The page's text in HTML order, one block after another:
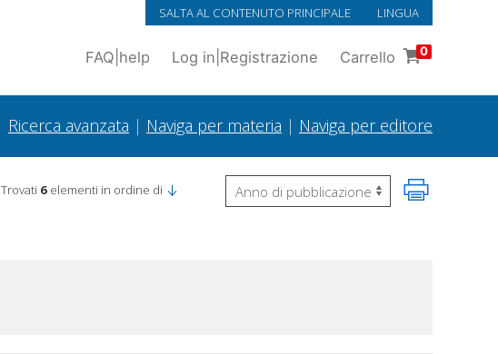
SALTA AL CONTENUTO PRINCIPALE LINGUA
FAQ help Log in Registrazione Carrello 0
Ricerca avanzata | Naviga per materia | Naviga per editore
Trovati 6 elementi in ordine di